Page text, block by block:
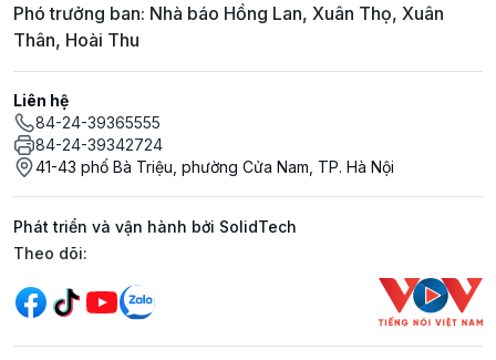
Phó trưởng ban: Nhà báo Hồng Lan, Xuân Thọ, Xuân
Thân, Hoài Thu
Liên hệ
84-24-39365555
84-24-39342724
41-43 phố Bà Triệu, phường Cửa Nam, TP. Hà Nội
Phát triển và vận hành bởi SolidTech
Mạng xã hội
Theo dõi: